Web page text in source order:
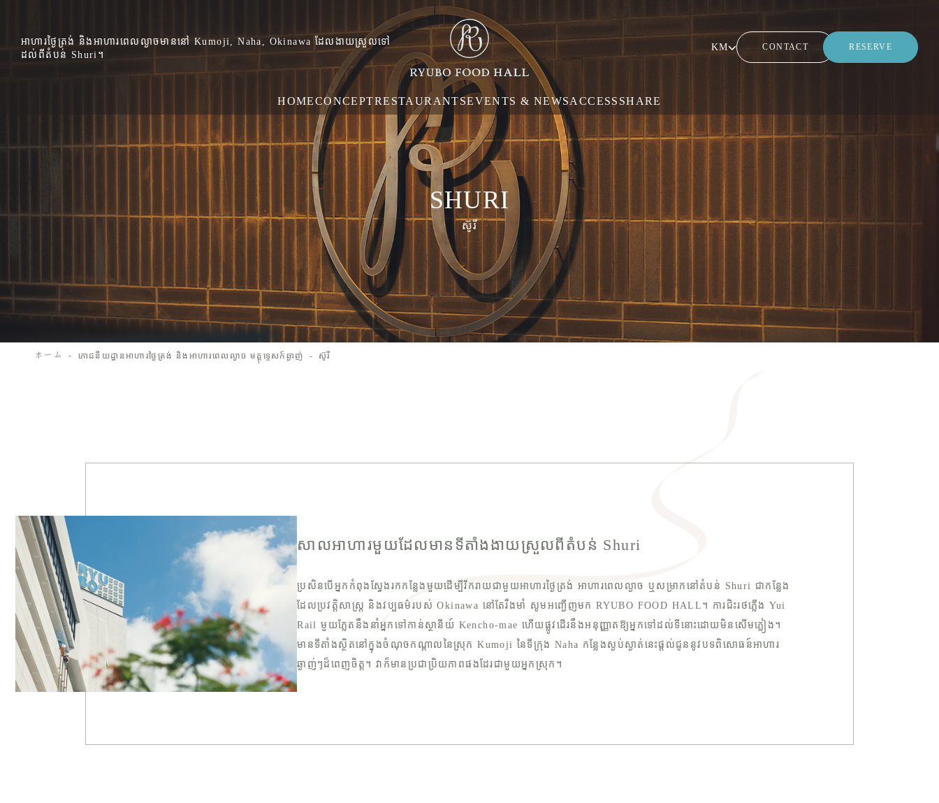
អាហារថ្ងៃត្រង់ និងអាហារពេលល្ងាចមាននៅ Kumoji, Naha, Okinawa ដែលងាយស្រួលទៅ
ដល់ពីតំបន់ Shuri។
KM CONTACT RESERVE
HOMECONCEPTRESTAURANTSEVENTS & NEWSACCESS SHARE
SHURI
ស៊ូរី
ホーム ភោជនីយដ្ឋានអាហារថ្ងៃត្រង់ និងអាហារពេលល្ងាច មគ្គុទ្ទេសក៍ឆ្ងាញ់ ស៊ូរី
សាលអាហារមួយដែលមានទីតាំងងាយស្រួលពីតំបន់ Shuri
ប្រសិនបើអ្នកកំពុងស្វែងរកកន្លែងមួយដើម្បីរីករាយជាមួយអាហារថ្ងៃត្រង់ អាហារពេលល្ងាច ឬសម្រាកនៅតំបន់ Shuri ជាកន្លែង
ដែលប្រវត្តិសាស្ត្រ និងវប្បធម៌របស់ Okinawa នៅតែរឹងមាំ សូមអញ្ជើញមក RYUBO FOOD HALL។ ការជិះរថភ្លើង Yui
Rail មួយភ្លែតនឹងនាំអ្នកទៅកាន់ស្ថានីយ៍ Kencho-mae ហើយផ្លូវដើរនឹងអនុញ្ញាតឱ្យអ្នកទៅដល់ទីនោះដោយមិនសើមភ្លៀង។
មានទីតាំងស្ថិតនៅក្នុងចំណុចកណ្តាលនៃស្រុក Kumoji នៃទីក្រុង Naha កន្លែងស្ងប់ស្ងាត់នេះផ្តល់ជូននូវបទពិសោធន៍អាហារ
ឆ្ងាញ់ៗដ៏ពេញចិត្ត។ វាក៏មានប្រជាប្រិយភាពផងដែរជាមួយអ្នកស្រុក។